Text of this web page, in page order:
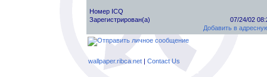
Номер ICQ
Зарегистрирован(а)
07/24/02
Добавить в
wallpaper.ribca.net| Contact Us